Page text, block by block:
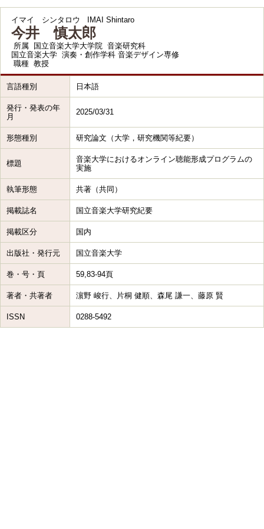
イマイ シンタロウ IMAI Shintaro
今井 慎太郎
所属
国立音楽大学大学院 音楽研究科
国立音楽大学 演奏・創作学科 音楽デザイン専修
職種 教授
言語種別 日本語
発行・発表の年
月
2025/03/31
形態種別 研究論文（大学，研究機関等紀要）
標題
音楽大学におけるオンライン聴能形成プログラムの
実施
執筆形態 共著（共同）
掲載誌名 国立音楽大学研究紀要
掲載区分 国内
出版社・発行元 国立音楽大学
巻・号・頁 59,83-94頁
著者・共著者 濵野 峻行、片桐 健順、森尾 謙一、藤原 賢
ISSN 0288-5492